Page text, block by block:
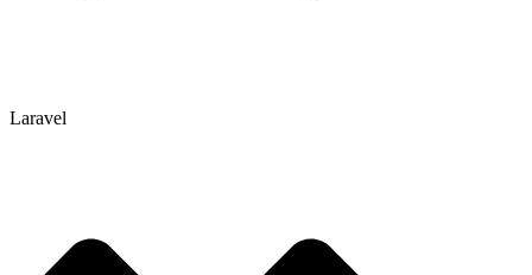
Laravel